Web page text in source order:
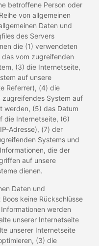
betroffene Person oder
von allgemeinen
Daten und
des Servers
die (1) verwendeten
das vom zugreifenden
(3) die Internetseite,
auf unsere
Referrer), (4) die
System auf
werden, (5) das Datum
die Internetseite, (6)
Adresse), (7) der
Systems und
die der
auf unsere
dienen.
Daten und
keine Rückschlüsse
werden
unserer Internetseite
unserer Internetseite
(3) die